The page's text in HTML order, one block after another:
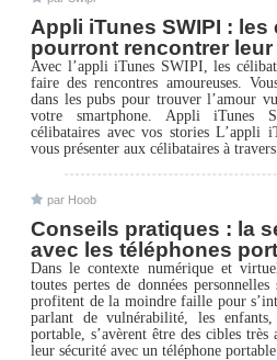
Appli iTunes SWIPI : les
pourront rencontrer leur
Avec l’appli iTunes SWIPI, les
faire des rencontres amoureuses.
dans les pubs pour trouver l’amour
votre smartphone. Appli iTunes
célibataires avec vos stories L’appli
vous présenter aux célibataires à
par Hoob
Conseils pratiques : la
avec les téléphones
Dans le contexte numérique et
toutes pertes de données
profitent de la moindre faille pour
parlant de vulnérabilité, les
portable, s’avèrent être des cibles très
leur sécurité avec un téléphone